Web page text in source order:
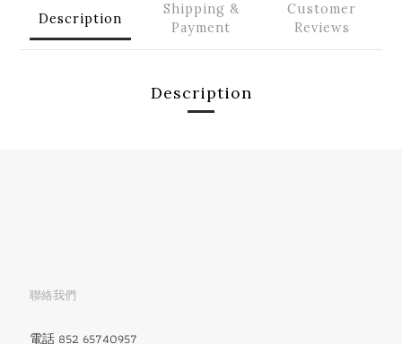
Description
Shipping &
Payment
Customer
Reviews
Description
聯絡我們
電話 852 65740957